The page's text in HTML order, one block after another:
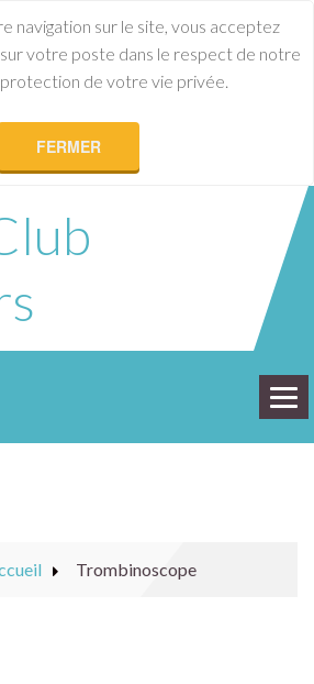
navigation sur le site, vous acceptez
votre poste dans le respect de notre
de votre vie privée.
FERMER
Trombinoscope